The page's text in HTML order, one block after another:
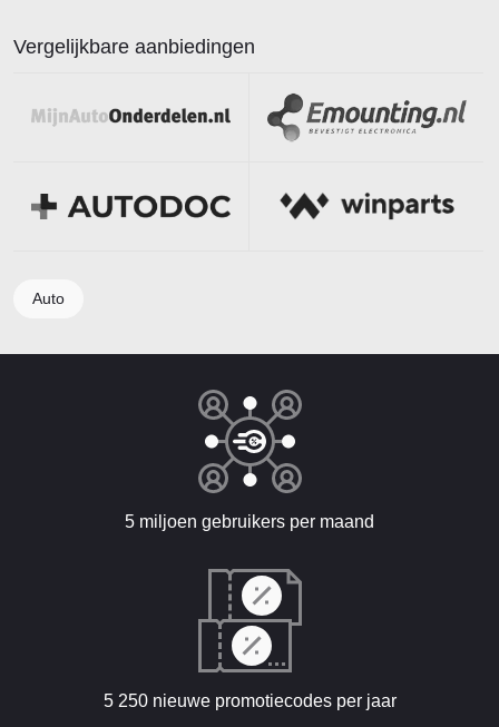
Vergelijkbare aanbiedingen
Auto
5 miljoen gebruikers per maand
5 250 nieuwe promotiecodes per jaar